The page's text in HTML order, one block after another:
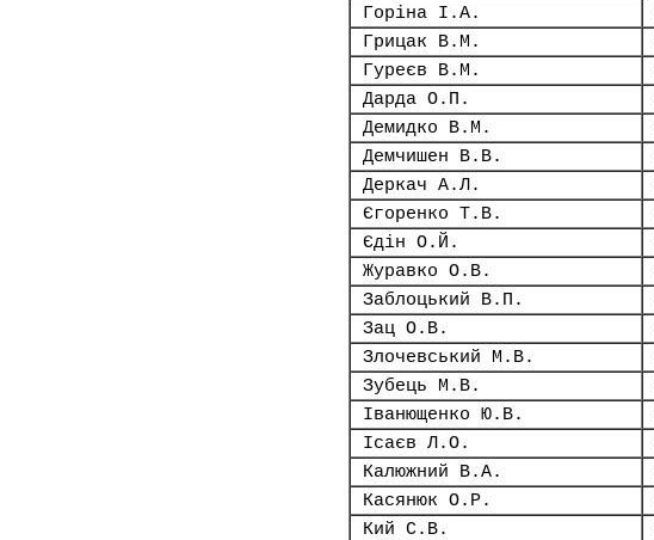
Горіна І.А.
Грицак В.М.
Гуреєв В.М.
Дарда О.П.
Демидко В.М.
Демчишен В.В.
Деркач А.Л.
Єгоренко Т.В.
Єдін О.Й.
Журавко О.В.
Заблоцький В.П.
Зац О.В.
Злочевський М.В.
Зубець М.В.
Іванющенко Ю.В.
Ісаєв Л.О.
Калюжний В.А.
Касянюк О.Р.
Кий С.В.